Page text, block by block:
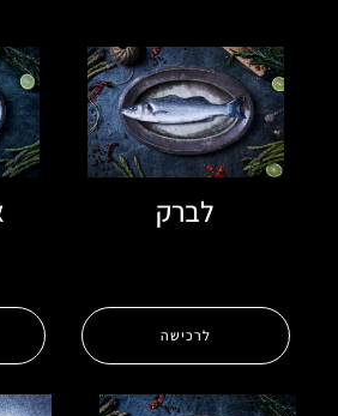
לברק
לרכישה